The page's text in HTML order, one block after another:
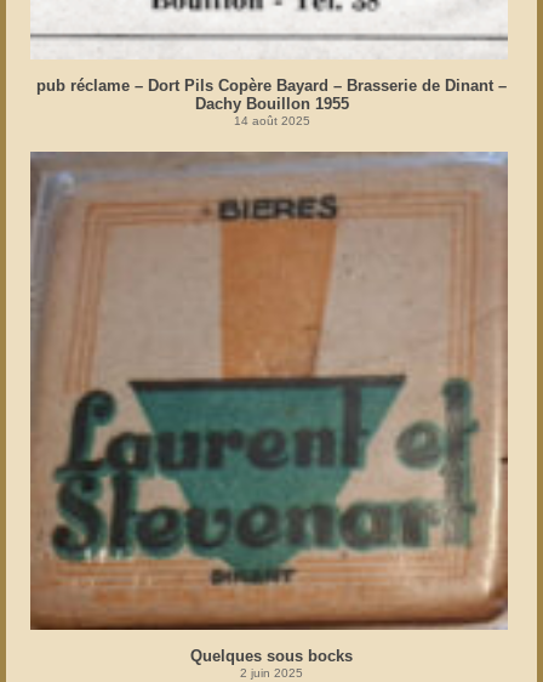
pub réclame – Dort Pils Copère Bayard – Brasserie de Dinant –
Dachy Bouillon 1955
14 août 2025
Quelques sous bocks
2 juin 2025